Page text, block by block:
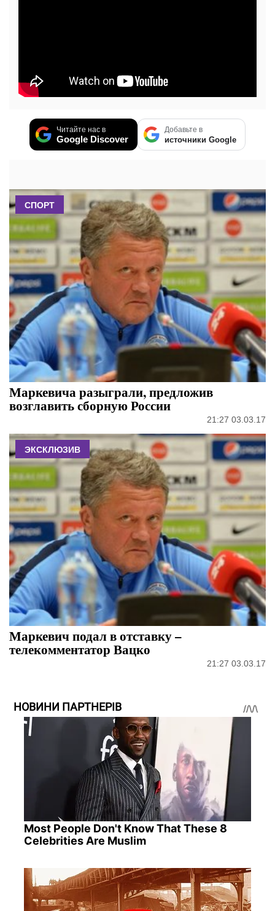
Читайте нас в
Google Discover
Добавьте в
источники Google
СПОРТ
Маркевича разыграли, предложив
возглавить сборную России
21:27 03.03.17
ЭКСКЛЮЗИВ
Маркевич подал в отставку –
телекомментатор Вацко
21:27 03.03.17
НОВИНИ ПАРТНЕРІВ
Most People Don't Know That These 8
Celebrities Are Muslim